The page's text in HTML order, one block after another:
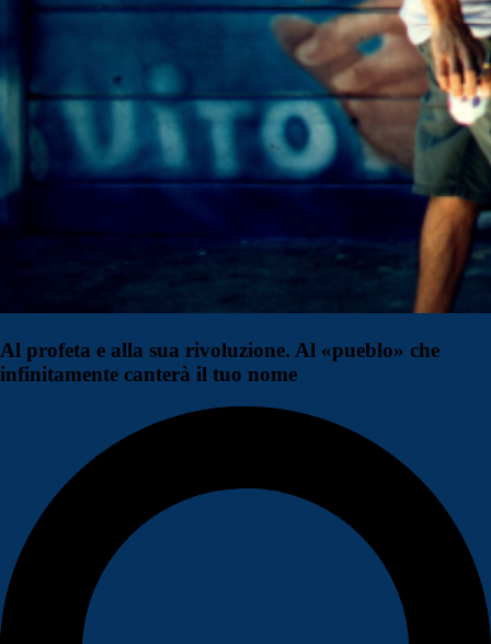
Al profeta e alla sua rivoluzione. Al «pueblo» che
infinitamente canterà il tuo nome